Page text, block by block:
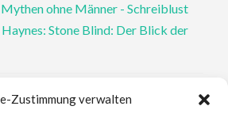
Zustimmung verwalten
ohne Männer - Schreiblust
Stone Blind: Der Blick der
Therapeutin und ihre Mörder: Dr. Pat